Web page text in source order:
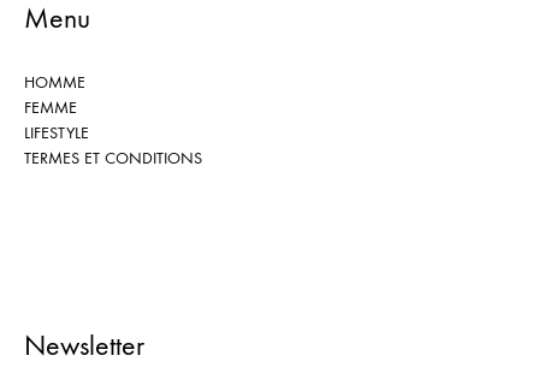
Menu
HOMME
FEMME
LIFESTYLE
TERMES ET CONDITIONS
Newsletter